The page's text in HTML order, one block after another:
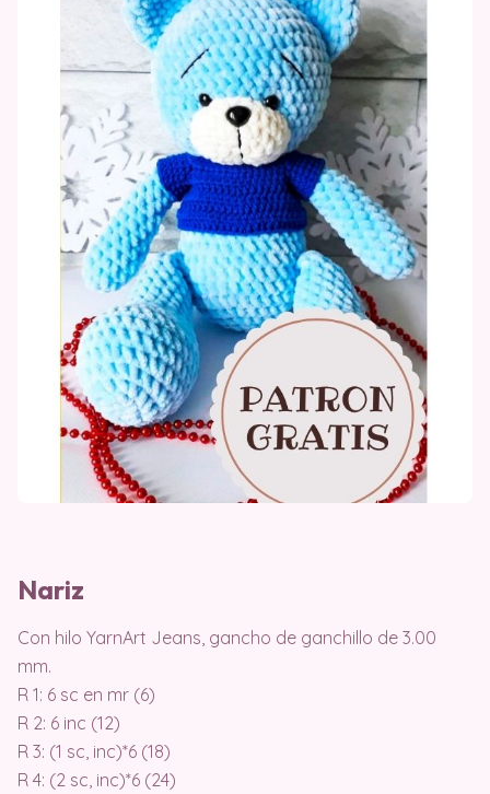
Nariz
Con hilo YarnArt Jeans, gancho de ganchillo de 3.00
mm.
R 1: 6 sc en mr (6)
R 2: 6 inc (12)
R 3: (1 sc, inc)*6 (18)
R 4: (2 sc, inc)*6 (24)